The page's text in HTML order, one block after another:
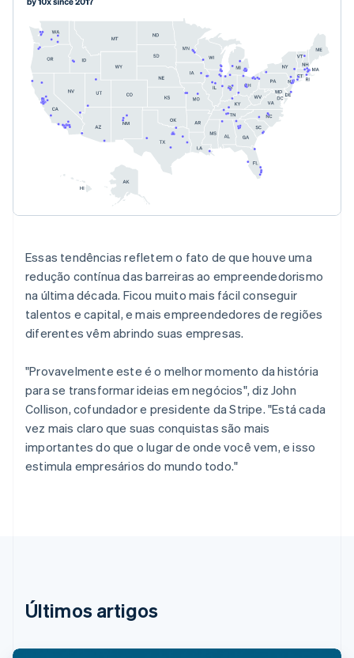
Essas tendências refletem o fato de que houve uma
redução contínua das barreiras ao empreendedorismo
na última década. Ficou muito mais fácil conseguir
talentos e capital, e mais empreendedores de regiões
diferentes vêm abrindo suas empresas.
"Provavelmente este é o melhor momento da história
para se transformar ideias em negócios", diz John
Collison, cofundador e presidente da Stripe. "Está cada
vez mais claro que suas conquistas são mais
importantes do que o lugar de onde você vem, e isso
estimula empresários do mundo todo."
Últimos artigos
Alemanha
Deutsch English
Austrália
English
Áustria
Deutsch
Bélgica
Français Deutsch English
Português English
English
China continental
简体中文English
Chipre
English
EnglishItaliano
English
Emirados Árabes Unidos
Eslováquia
English
EnglishItaliano
França
Gibraltar